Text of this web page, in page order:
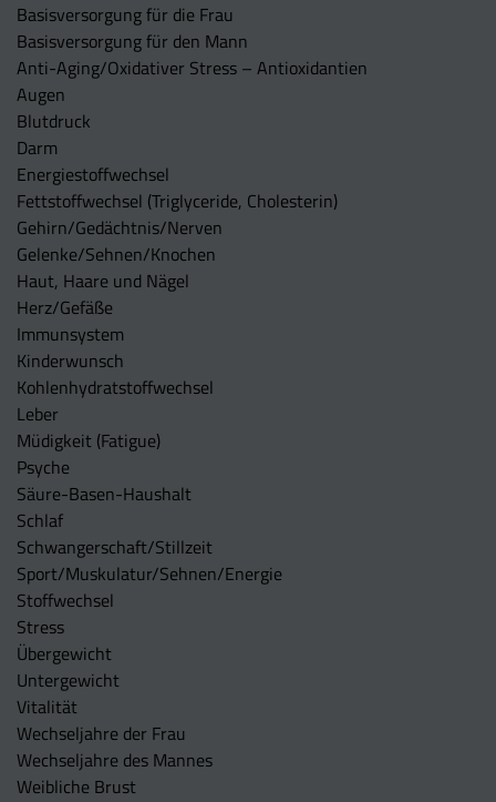
Basisversorgung für die Frau
Basisversorgung für den Mann
Anti-Aging/Oxidativer Stress – Antioxidantien
Augen
Blutdruck
Darm
Energiestoffwechsel
Fettstoffwechsel (Triglyceride, Cholesterin)
Gehirn/Gedächtnis/Nerven
Gelenke/Sehnen/Knochen
Haut, Haare und Nägel
Herz/Gefäße
Immunsystem
Kinderwunsch
Kohlenhydratstoffwechsel
Leber
Müdigkeit (Fatigue)
Psyche
Säure-Basen-Haushalt
Schlaf
Schwangerschaft/Stillzeit
Sport/Muskulatur/Sehnen/Energie
Stoffwechsel
Stress
Übergewicht
Untergewicht
Vitalität
Wechseljahre der Frau
Wechseljahre des Mannes
Weibliche Brust